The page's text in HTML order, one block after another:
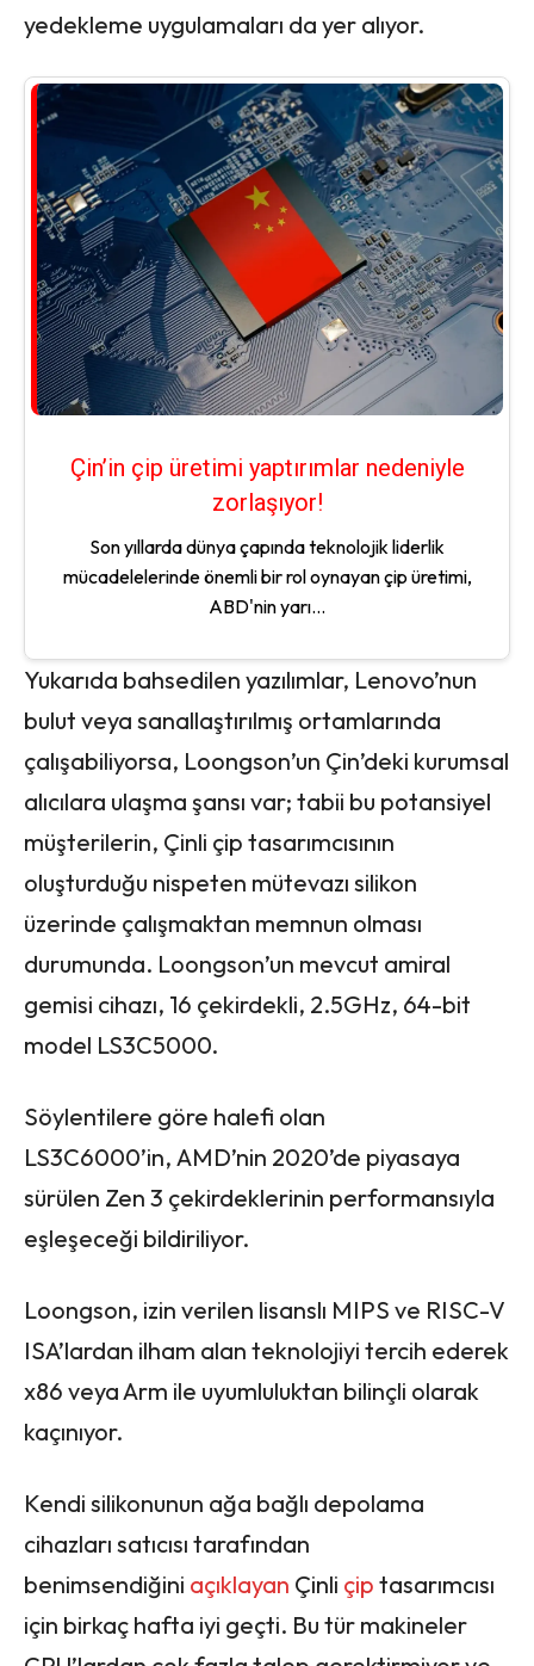
yedekleme uygulamaları da yer alıyor.
Çin’in çip üretimi yaptırımlar nedeniyle
zorlaşıyor!
Son yıllarda dünya çapında teknolojik liderlik
mücadelelerinde önemli bir rol oynayan çip üretimi,
ABD'nin yarı...
Yukarıda bahsedilen yazılımlar, Lenovo’nun
bulut veya sanallaştırılmış ortamlarında
çalışabiliyorsa, Loongson’un Çin’deki kurumsal
alıcılara ulaşma şansı var; tabii bu potansiyel
müşterilerin, Çinli çip tasarımcısının
oluşturduğu nispeten mütevazı silikon
üzerinde çalışmaktan memnun olması
durumunda. Loongson’un mevcut amiral
gemisi cihazı, 16 çekirdekli, 2.5GHz, 64-bit
model LS3C5000.
Söylentilere göre halefi olan
LS3C6000’in, AMD’nin 2020’de piyasaya
sürülen Zen 3 çekirdeklerinin performansıyla
eşleşeceği bildiriliyor.
Loongson, izin verilen lisanslı MIPS ve RISC-V
ISA’lardan ilham alan teknolojiyi tercih ederek
x86 veya Arm ile uyumluluktan bilinçli olarak
kaçınıyor.
Kendi silikonunun ağa bağlı depolama
cihazları satıcısı tarafından
benimsendiğini açıklayan Çinli çip tasarımcısı
için birkaç hafta iyi geçti. Bu tür makineler